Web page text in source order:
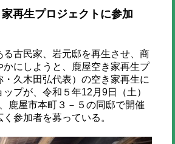
再生プロジェクトに参加
古民家、岩元邸を再生させ、商
かにしようと、鹿屋空き家再生プ
・久木田弘代表）の空き家再生に
プが、令和５年12月9日（土）
鹿屋市本町３－５の同邸で開催
参加者を募っている。